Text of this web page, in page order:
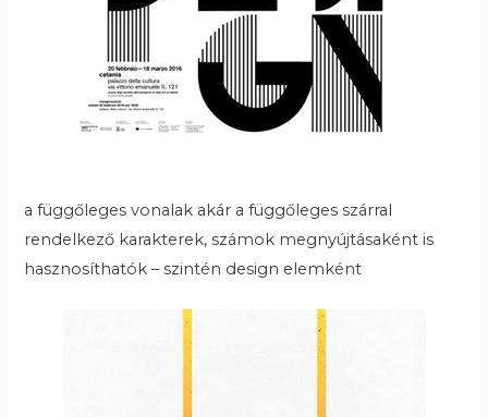
a függőleges vonalak akár a függőleges szárral
rendelkező karakterek, számok megnyújtásaként is
hasznosíthatók – szintén design elemként